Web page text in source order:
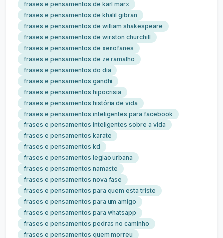
frases e pensamentos de karl marx
frases e pensamentos de khalil gibran
frases e pensamentos de william shakespeare
frases e pensamentos de winston churchill
frases e pensamentos de xenofanes
frases e pensamentos de ze ramalho
frases e pensamentos do dia
frases e pensamentos gandhi
frases e pensamentos hipocrisia
frases e pensamentos história de vida
frases e pensamentos inteligentes para facebook
frases e pensamentos inteligentes sobre a vida
frases e pensamentos karate
frases e pensamentos kd
frases e pensamentos legiao urbana
frases e pensamentos namaste
frases e pensamentos nova fase
frases e pensamentos para quem esta triste
frases e pensamentos para um amigo
frases e pensamentos para whatsapp
frases e pensamentos pedras no caminho
frases e pensamentos quem morreu